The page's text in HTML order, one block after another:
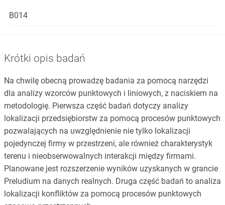
B014
Krótki opis badań
Na chwilę obecną prowadzę badania za pomocą narzędzi
dla analizy wzorców punktowych i liniowych, z naciskiem na
metodologię. Pierwsza część badań dotyczy analizy
lokalizacji przedsiębiorstw za pomocą procesów punktowych
pozwalających na uwzględnienie nie tylko lokalizacji
pojedynczej firmy w przestrzeni, ale również charakterystyk
terenu i nieobserwowalnych interakcji między firmami.
Planowane jest rozszerzenie wyników uzyskanych w grancie
Preludium na danych realnych. Druga część badań to analiza
lokalizacji konfliktów za pomocą procesów punktowych